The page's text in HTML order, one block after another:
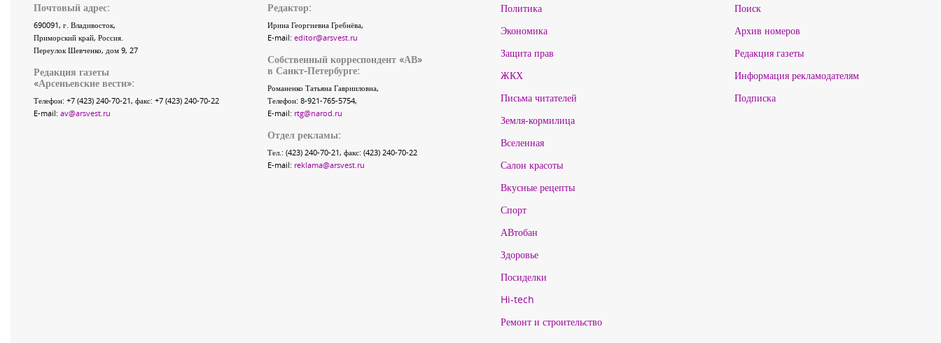
Почтовый адрес:
690091, г. Владивосток,
Приморский край, Россия.
Переулок Шевченко, дом 9, 27
Редакция газеты
«Арсеньевские вести»:
Телефон: +7 (423) 240-70-21, факс: +7 (423) 240-70-22
E-mail: av@arsvest.ru
Редактор:
Ирина Георгиевна Гребнёва,
E-mail: editor@arsvest.ru
Собственный корреспондент «АВ»
в Санкт-Петербурге:
Романенко Татьяна Гаврииловна,
Телефон: 8-921-765-5754,
E-mail: rtg@narod.ru
Отдел рекламы:
Тел.: (423) 240-70-21, факс: (423) 240-70-22
E-mail: reklama@arsvest.ru
Политика
Экономика
Защита прав
ЖКХ
Письма читателей
Земля-кормилица
Вселенная
Салон красоты
Вкусные рецепты
Спорт
АВтобан
Здоровье
Посиделки
Hi-tech
Ремонт и строительство
Поиск
Архив номеров
Редакция газеты
Информация рекламодателям
Подписка